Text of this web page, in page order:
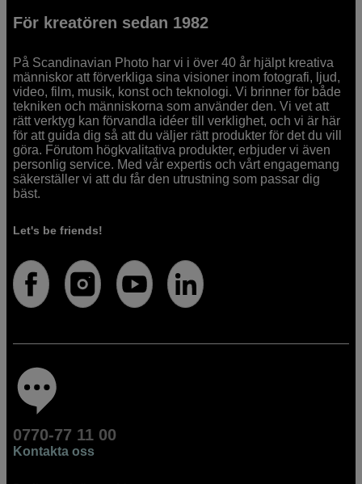
För kreatören sedan 1982
På Scandinavian Photo har vi i över 40 år hjälpt kreativa
människor att förverkliga sina visioner inom fotografi, ljud,
video, film, musik, konst och teknologi. Vi brinner för både
tekniken och människorna som använder den. Vi vet att
rätt verktyg kan förvandla idéer till verklighet, och vi är här
för att guida dig så att du väljer rätt produkter för det du vill
göra. Förutom högkvalitativa produkter, erbjuder vi även
personlig service. Med vår expertis och vårt engagemang
säkerställer vi att du får den utrustning som passar dig
bäst.
Let's be friends!
0770-77 11 00
Kontakta oss